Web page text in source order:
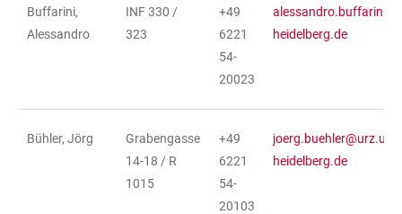
Buffarini,
Alessandro
INF 330 /
323
+49
6221
54-
20023
heidelberg.de
Bühler, Jörg
Grabengasse
14-18 / R
1015
+49
6221
54-
20103
joerg.buehler@urz.uni-
heidelberg.de